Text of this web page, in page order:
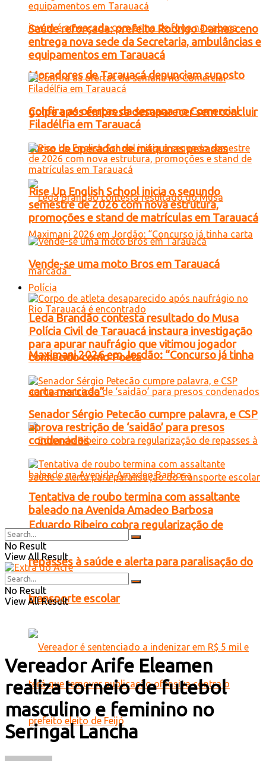
Moradores de Tarauacá denunciam suposto
golpe após empresa desaparecer sem concluir
curso de operador de máquinas pesadas
Leda Brandão contesta resultado do Musa
Maximani 2026 em Jordão: “Concurso já tinha
carta marcada”
Eduardo Ribeiro cobra regularização de
repasses à saúde e alerta para paralisação do
transporte escolar
Saúde reforçada: prefeito Rodrigo Damasceno
entrega nova sede da Secretaria, ambulâncias e
equipamentos em Tarauacá
Confira as ofertas da semana no Comercial
Filadélfia em Tarauacá
Rise Up English School inicia o segundo
semestre de 2026 com nova estrutura,
promoções e stand de matrículas em Tarauacá
Vende-se uma moto Bros em Tarauacá
Polícia
Polícia Civil de Tarauacá instaura investigação
para apurar naufrágio que vitimou jogador
conhecido como Poeta
Senador Sérgio Petecão cumpre palavra, e CSP
aprova restrição de ‘saidão’ para presos
condenados
Tentativa de roubo termina com assaltante
baleado na Avenida Amadeo Barbosa
No Result
View All Result
No Result
View All Result
Vereador Arife Eleamen
realiza torneio de futebol
masculino e feminino no
Seringal Lancha